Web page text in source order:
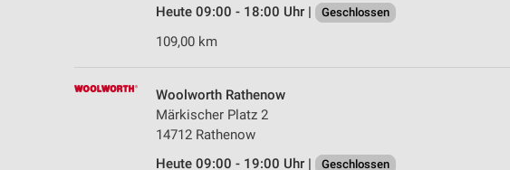
Heute 09:00 - 18:00 Uhr |
Geschlossen
109,00 km
Woolworth Rathenow
Märkischer Platz 2
14712 Rathenow
Heute 09:00 - 19:00 Uhr |
Geschlossen